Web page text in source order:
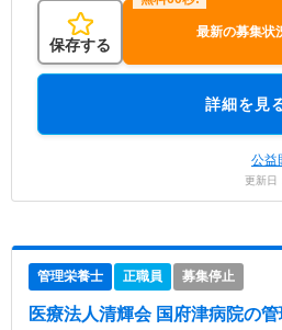
保存する
最新の募集状
詳細を見
公益
更新
管理栄養士 正職員 募集停止
医療法人清輝会 国府津病院の